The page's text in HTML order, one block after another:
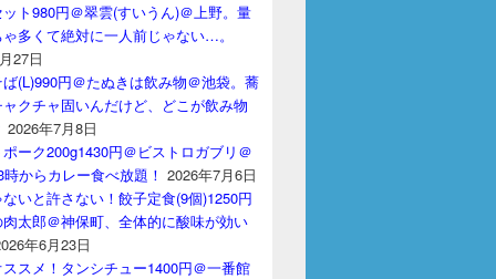
ト980円＠翠雲(すいうん)＠上野。量
多くて絶対に一人前じゃない…。
27日
(L)990円＠たぬきは飲み物＠池袋。蕎
クチャ固いんだけど、どこが飲み物
2026年7月8日
ポーク200g1430円＠ビストロガブリ＠
からカレー食べ放題！ 2026年7月6日
いと許さない！餃子定食(9個)1250円
太郎＠神保町、全体的に酸味が効い
年6月23日
スメ！タンシチュー1400円＠一番館